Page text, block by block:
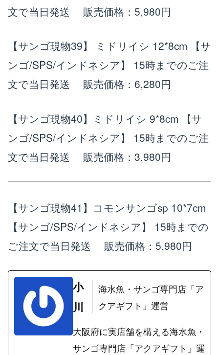
文で当日発送
販売価格：5,980円
【サンゴ現物39】 ミドリイシ 12*8cm 【サ
ンゴ/SPS/インドネシア】 15時までのご注
文で当日発送
販売価格：6,280円
【サンゴ現物40】ミドリイシ 9*8cm 【サ
ンゴ/SPS/インドネシア】 15時までのご注
文で当日発送
販売価格：3,980円
【サンゴ現物41】コモンサンゴsp 10*7cm
【サンゴ/SPS/インドネシア】 15時までの
ご注文で当日発送
販売価格：5,980円
小
川
海水魚・サンゴ専門店「ア
クアギフト」運営
大阪府に実店舗を構える海水魚・
サンゴ専門店「アクアギフト」運